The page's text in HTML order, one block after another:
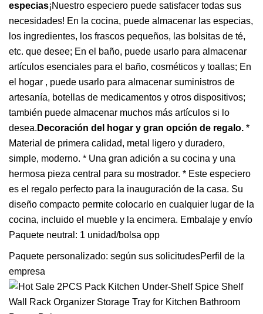
especias¡Nuestro especiero puede satisfacer todas sus
necesidades! En la cocina, puede almacenar las especias,
los ingredientes, los frascos pequeños, las bolsitas de té,
etc. que desee; En el baño, puede usarlo para almacenar
artículos esenciales para el baño, cosméticos y toallas; En
el hogar , puede usarlo para almacenar suministros de
artesanía, botellas de medicamentos y otros dispositivos;
también puede almacenar muchos más artículos si lo
desea. Decoración del hogar y gran opción de regalo. *
Material de primera calidad, metal ligero y duradero,
simple, moderno. * Una gran adición a su cocina y una
hermosa pieza central para su mostrador. * Este especiero
es el regalo perfecto para la inauguración de la casa. Su
diseño compacto permite colocarlo en cualquier lugar de la
cocina, incluido el mueble y la encimera. Embalaje y envío
Paquete neutral: 1 unidad/bolsa opp
Paquete personalizado: según sus solicitudesPerfil de la
empresa